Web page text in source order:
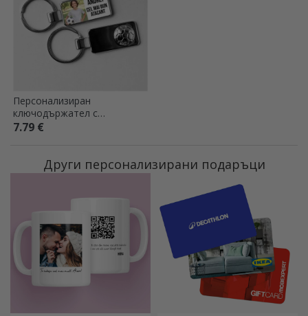
Персонализиран
ключодържател с
фотография и текст -
7.79 €
Други персонализирани подаръци